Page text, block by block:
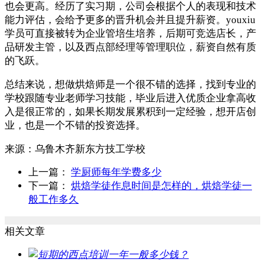
也会更高。经历了实习期，公司会根据个人的表现和技术
能力评估，会给予更多的晋升机会并且提升薪资。youxiu
学员可直接被转为企业管培生培养，后期可竞选店长，产
品研发主管，以及西点部经理等管理职位，薪资自然有质
的飞跃。
总结来说，想做烘焙师是一个很不错的选择，找到专业的
学校跟随专业老师学习技能，毕业后进入优质企业拿高收
入是很正常的，如果长期发展累积到一定经验，想开店创
业，也是一个不错的投资选择。
来源： 乌鲁木齐新东方技工学校
上一篇： 学厨师每年学费多少
下一篇： 烘焙学徒作息时间是怎样的，烘焙学徒一
般工作多久
相关文章